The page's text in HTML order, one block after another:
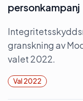
personkampanj
granskning av
valet 2022.
Val 2022